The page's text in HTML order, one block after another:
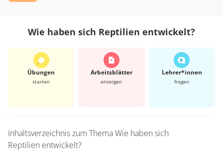
Wie haben sich Reptilien entwickelt?
Übungen
starten
Arbeits­blätter
anzeigen
Lehrer*​innen
fragen
Inhaltsverzeichnis zum ThemaWie haben sich
Reptilien entwickelt?